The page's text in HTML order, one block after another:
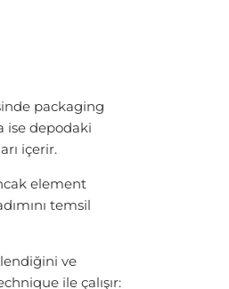
packaging
ise depodaki
içerir.
element
temsil
ve
ile çalışır: